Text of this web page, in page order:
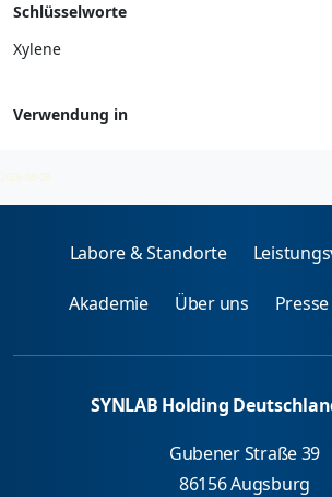
Schlüsselworte
Xylene
Verwendung in
2026-08-08
Labore & Standorte
Akademie Über uns Presse
SYNLAB Holding
Gubener Straße 39
86156 Augsburg